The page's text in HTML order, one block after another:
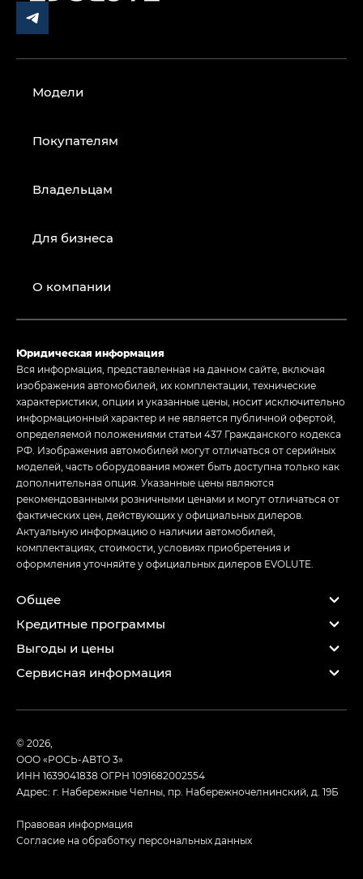
Модели
Покупателям
Владельцам
Для бизнеса
О компании
Юридическая информация
Вся информация, представленная на данном сайте, включая
изображения автомобилей, их комплектации, технические
характеристики, опции и указанные цены, носит исключительно
информационный характер и не является публичной офертой,
определяемой положениями статьи 437 Гражданского кодекса
РФ. Изображения автомобилей могут отличаться от серийных
моделей, часть оборудования может быть доступна только как
дополнительная опция. Указанные цены являются
рекомендованными розничными ценами и могут отличаться от
фактических цен, действующих у официальных дилеров.
Актуальную информацию о наличии автомобилей,
комплектациях, стоимости, условиях приобретения и
оформления уточняйте у официальных дилеров EVOLUTE.
Общее
Кредитные программы
Выгоды и цены
Сервисная информация
© 2026,
ООО «РОСЬ-АВТО 3»
ИНН 1639041838 ОГРН 1091682002554
Адрес: г. Набережные Челны, пр. Набережночелнинский, д. 19Б
Правовая информация
Согласие на обработку персональных данных